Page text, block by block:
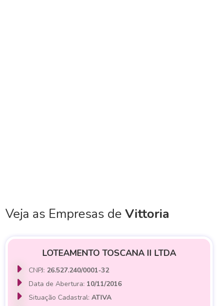
Veja as Empresas deVittoria
LOTEAMENTO TOSCANA II LTDA
CNPJ: 26.527.240/0001-32
Data de Abertura: 10/11/2016
Situação Cadastral:ATIVA